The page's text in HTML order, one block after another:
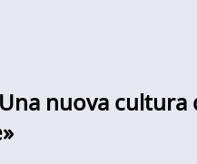
nuova cultura